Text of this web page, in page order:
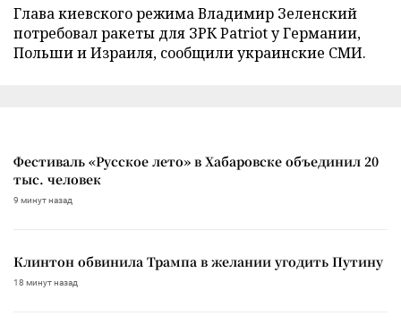
Глава киевского режима Владимир Зеленский
потребовал ракеты для ЗРК Patriot у Германии,
Польши и Израиля, сообщили украинские СМИ.
Фестиваль «Русское лето» в Хабаровске объединил 20
тыс. человек
9 минут назад
Клинтон обвинила Трампа в желании угодить Путину
18 минут назад